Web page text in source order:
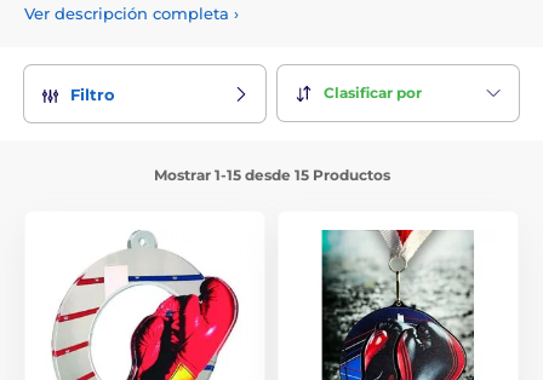
personalizado.
Ver descripción completa ›
Filtro Clasificar por
Mostrar 1-15 desde 15 Productos